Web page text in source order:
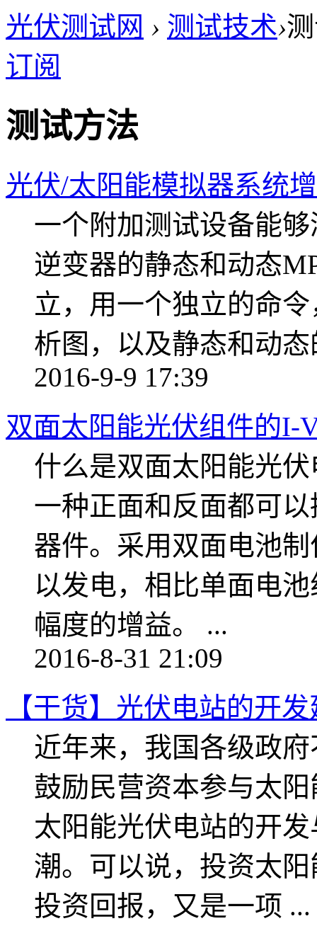
光伏测试网 › 测试技术›
订阅
测试方法
光伏/太阳能模拟器系统
一个附加测试设备能
逆变器的静态和动态
立，用一个独立的命
析图，以及静态和动态
2016-9-9 17:39
双面太阳能光伏组件的I-
什么是双面太阳能光
一种正面和反面都可
器件。采用双面电池
以发电，相比单面电
幅度的增益。 ...
2016-8-31 21:09
【干货】光伏电站的开
近年来，我国各级政
鼓励民营资本参与太
太阳能光伏电站的开
潮。可以说，投资太
投资回报，又是一项 ...